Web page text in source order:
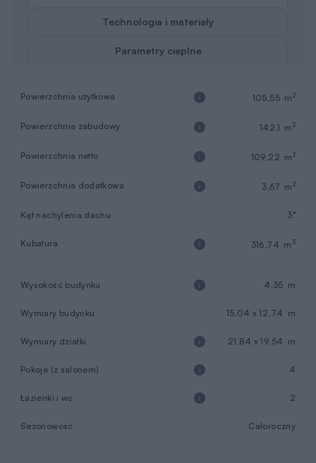
Technologia i materiały
Parametry cieplne
Powierzchnia użytkowa 105,55 m2
Powierzchnia zabudowy 142,1 m2
Powierzchnia netto 109,22 m2
Powierzchnia dodatkowa 3,67 m2
Kąt nachylenia dachu 3°
Kubatura 316,74 m3
Wysokość budynku 4,35 m
Wymiary budynku 15,04 x 12,74 m
Wymiary działki 21,84 x 19,54 m
Pokoje (z salonem) 4
Łazienki i wc 2
Sezonowość Całoroczny